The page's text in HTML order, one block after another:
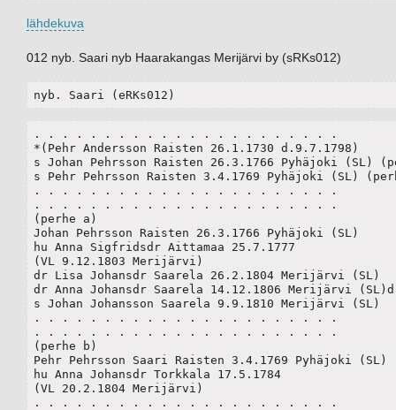
lähdekuva
012 nyb. Saari nyb Haarakangas Merijärvi by (sRKs012)
nyb. Saari (eRKs012)
. . . . . . . . . . . . . . . . . . . . . .
*(Pehr Andersson Raisten 26.1.1730 d.9.7.1798)
s Johan Pehrsson Raisten 26.3.1766 Pyhäjoki (SL)
s Pehr Pehrsson Raisten 3.4.1769 Pyhäjoki (SL)
. . . . . . . . . . . . . . . . . . . . . .
. . . . . . . . . . . . . . . . . . . . . .
(perhe a)
Johan Pehrsson Raisten 26.3.1766 Pyhäjoki (SL)
hu Anna Sigfridsdr Aittamaa 25.7.1777
(VL 9.12.1803 Merijärvi)
dr Lisa Johansdr Saarela 26.2.1804 Merijärvi (SL)
dr Anna Johansdr Saarela 14.12.1806 Merijärvi
s Johan Johansson Saarela 9.9.1810 Merijärvi (SL)
. . . . . . . . . . . . . . . . . . . . . .
. . . . . . . . . . . . . . . . . . . . . .
(perhe b)
Pehr Pehrsson Saari Raisten 3.4.1769 Pyhäjoki (SL)
hu Anna Johansdr Torkkala 17.5.1784
(VL 20.2.1804 Merijärvi)
. . . . . . . . . . . . . . . . . . . . . .